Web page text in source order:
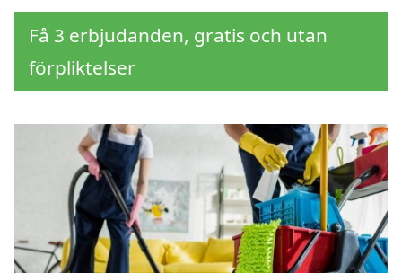
Få 3 erbjudanden, gratis och utan
förpliktelser